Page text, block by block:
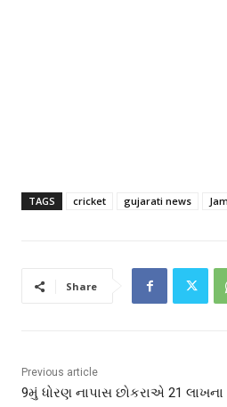
TAGS cricket gujarati news
Share
Previous article
9મું ધોરણ નાપાસ છોકરાએ 21 લાખના